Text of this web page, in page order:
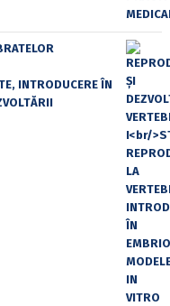
INTRODUCERE ÎN